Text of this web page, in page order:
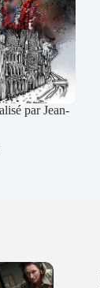
par Jean-